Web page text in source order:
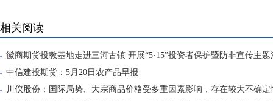
相关阅读
徽商期货投教基地走进三河古镇 开展“5·15”投资者保护暨防非宣传主题
中信建投期货：5月20日农产品早报
川仪股份：国际局势、大宗商品价格受多重因素影响，存在较大不确定